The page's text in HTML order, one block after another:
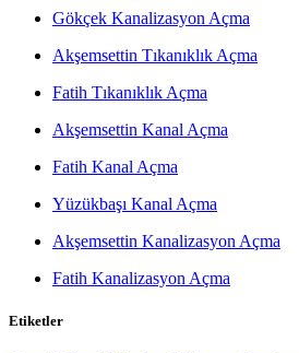
Gökçek Kanalizasyon Açma
Akşemsettin Tıkanıklık Açma
Fatih Tıkanıklık Açma
Akşemsettin Kanal Açma
Fatih Kanal Açma
Yüzükbaşı Kanal Açma
Akşemsettin Kanalizasyon Açma
Fatih Kanalizasyon Açma
Etiketler